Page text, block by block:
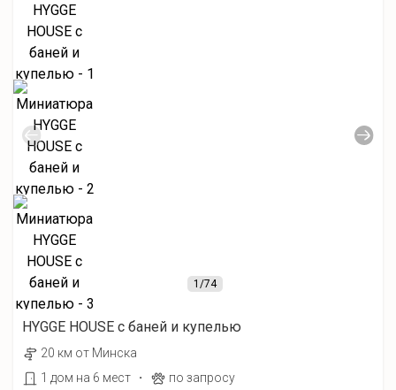
1/74
HYGGE HOUSE с баней и купелью
20 км от Минска
1 дом на 6 мест
· по запросу